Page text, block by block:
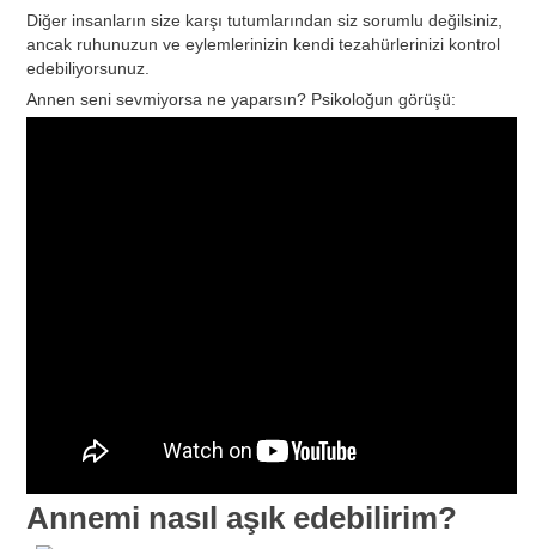
Diğer insanların size karşı tutumlarından siz sorumlu değilsiniz,
ancak ruhunuzun ve eylemlerinizin kendi tezahürlerinizi kontrol
edebiliyorsunuz.
Annen seni sevmiyorsa ne yaparsın? Psikoloğun görüşü:
Annemi nasıl aşık edebilirim?